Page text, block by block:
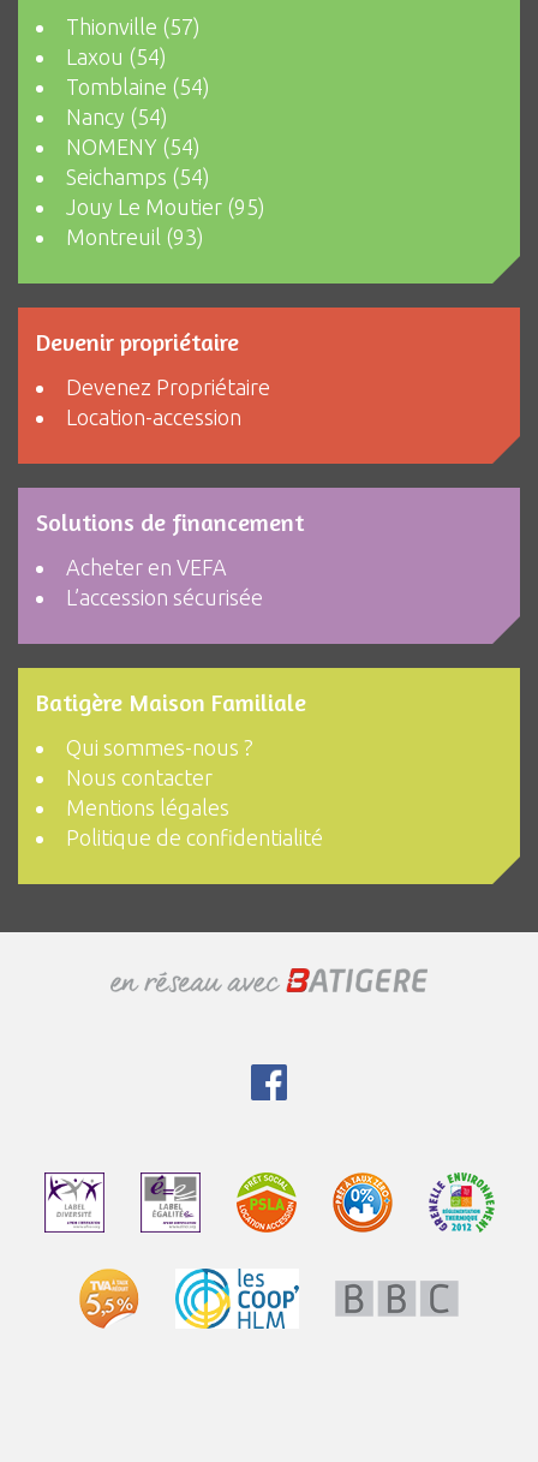
Thionville (57)
Laxou (54)
Tomblaine (54)
Nancy (54)
NOMENY (54)
Seichamps (54)
Jouy Le Moutier (95)
Montreuil (93)
Devenir propriétaire
Devenez Propriétaire
Location-accession
Solutions de financement
Acheter en VEFA
L’accession sécurisée
Batigère Maison Familiale
Qui sommes-nous ?
Nous contacter
Mentions légales
Politique de confidentialité